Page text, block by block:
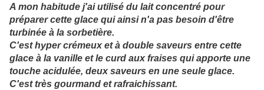
A mon habitude j'ai utilisé du lait concentré pour
préparer cette glace qui ainsi n'a pas besoin d'être
turbinée à la sorbetière.
C'est hyper crémeux et à double saveurs entre cette
glace à la vanille et le curd aux fraises qui apporte une
touche acidulée, deux saveurs en une seule glace.
C'est très gourmand et rafraichissant.